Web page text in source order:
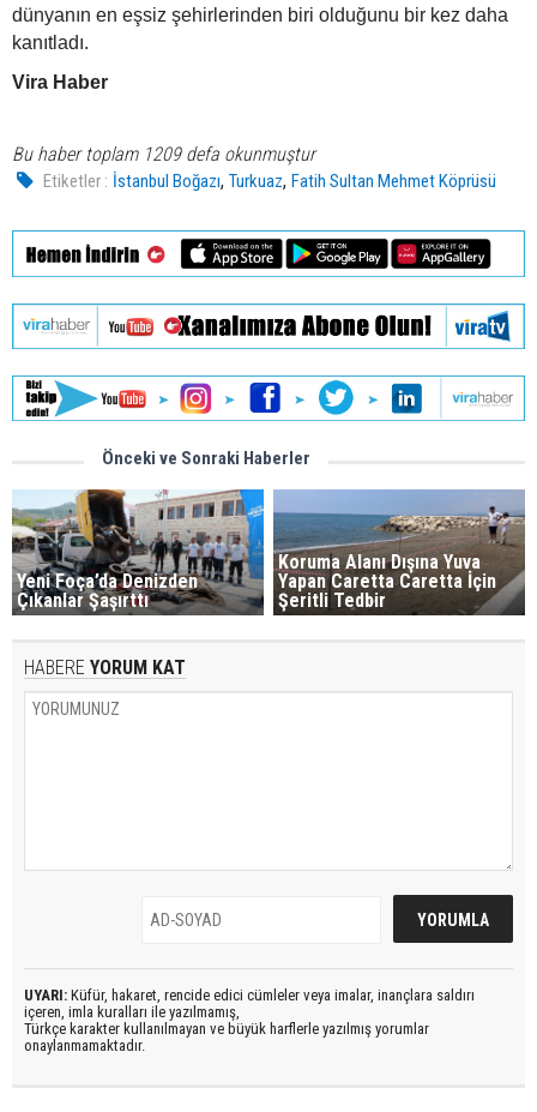
dünyanın en eşsiz şehirlerinden biri olduğunu bir kez daha
kanıtladı.
Vira Haber
Bu haber toplam 1209 defa okunmuştur
Etiketler : İstanbul Boğazı,Turkuaz,Fatih Sultan Mehmet Köprüsü
Önceki ve Sonraki Haberler
Yeni Foça’da Denizden
Çıkanlar Şaşırttı
Koruma Alanı Dışına Yuva
Yapan Caretta Caretta İçin
Şeritli Tedbir
HABERE YORUM KAT
UYARI: Küfür, hakaret, rencide edici cümleler veya imalar, inançlara saldırı
içeren, imla kuralları ile yazılmamış,
Türkçe karakter kullanılmayan ve büyük harflerle yazılmış yorumlar
onaylanmamaktadır.